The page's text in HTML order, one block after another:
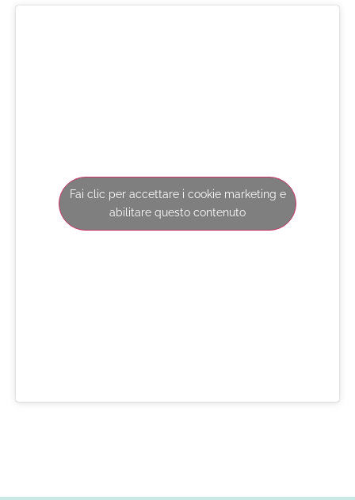
Fai clic per accettare i cookie marketing e
abilitare questo contenuto